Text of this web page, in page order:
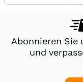
Abonnieren Sie
und